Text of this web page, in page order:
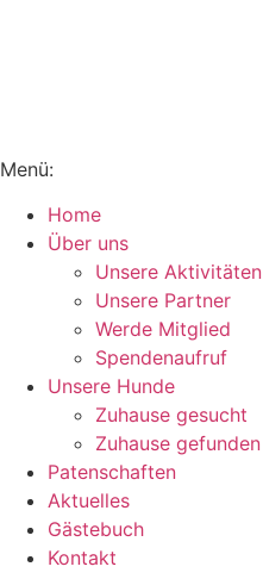
Menü:
Home
Über uns
Unsere Aktivitäten
Unsere Partner
Werde Mitglied
Spendenaufruf
Unsere Hunde
Zuhause gesucht
Zuhause gefunden
Patenschaften
Aktuelles
Gästebuch
Kontakt